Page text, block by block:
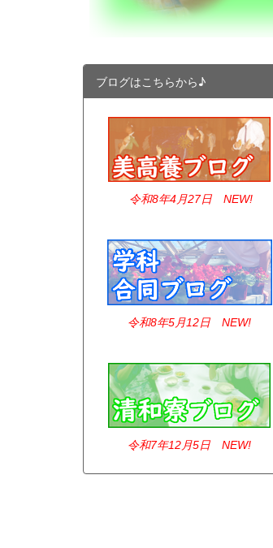
ブログはこちらから♪
令和8年4月27日 NEW!
令和8年5月12日 NEW!
令和7年12月5日 NEW!